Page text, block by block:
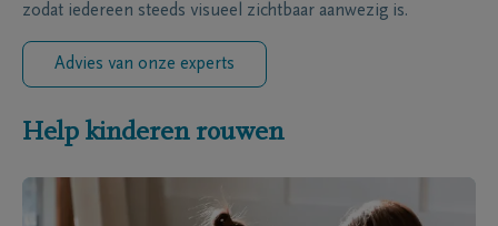
zodat iedereen steeds visueel zichtbaar aanwezig is.
Advies van onze experts
Help kinderen rouwen